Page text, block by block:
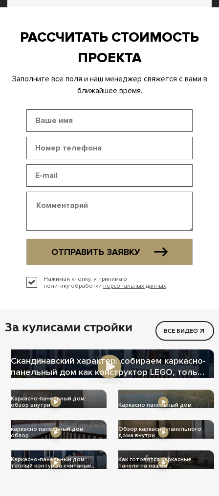
РАССЧИТАТЬ СТОИМОСТЬ
ПРОЕКТА
Заполните все поля и наш менеджер свяжется с вами в
ближайшее время.
ОТПРАВИТЬ ЗАЯВКУ
Нажимая кнопку, я принимаю
политику обработки персональных данных.
За кулисами стройки ВСЕ ВИДЕО
Скандинавский характер: собираем каркасно-
панельный дом как конструктор LEGO, только
Каркасно-панельный дом:
обзор внутри
Каркасно панельный дом
каркасно панельный дом
обзор
Обзор каркасно-панельного
дома внутри
Каркасно-панельный дом:
тёплый контур за считаные
Как готовятся каркасные
панели на нашем